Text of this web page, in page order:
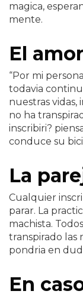
magica,
mente.
El
“Por mi
todavia
nuestras
no ha
inscribiri?
conduce su
La
Cualquier
parar. La
machista.
transpirado las
pondri­a en
En